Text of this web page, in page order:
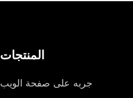
المنتجات
جربه على صفحة الويب